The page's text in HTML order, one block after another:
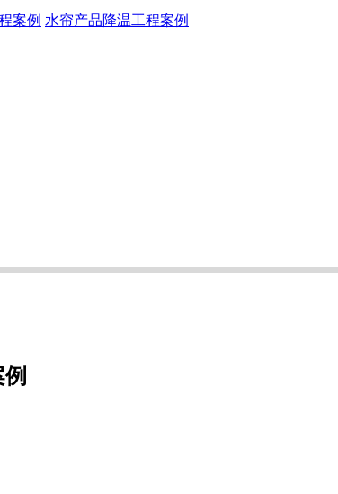
案例 水帘产品降温工程案例